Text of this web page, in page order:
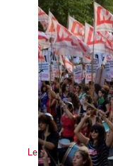
Le mouvement vers